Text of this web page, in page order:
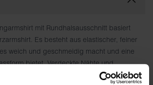
mit Rundhalsausschnitt basiert
Es besteht aus elastischer, feiner
weich und geschmeidig macht und eine
bietet. Verdeckte Nähte und
anstelle von eingenähten